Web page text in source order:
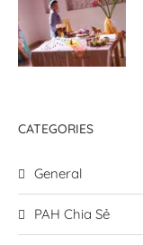
CATEGORIES
General
PAH Chia Sẻ